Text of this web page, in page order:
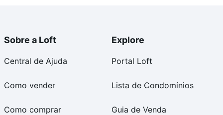
Sobre a Loft
Central de Ajuda
Como vender
Como comprar
Explore
Portal Loft
Lista de Condomínios
Guia de Venda